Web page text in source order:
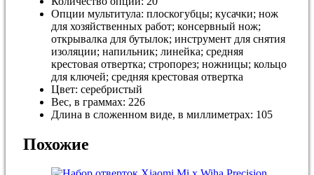
Опции мультитула: плоскогубцы; кусачки; нож
для хозяйственных работ; консервный нож;
открывалка для бутылок; инструмент для снятия
изоляции; напильник; линейка; средняя
крестовая отвертка; стропорез; ножницы; кольцо
для ключей; средняя крестовая отвертка
Цвет: серебристый
Вес, в граммах: 226
Длина в сложенном виде, в миллиметрах: 105
Похожие